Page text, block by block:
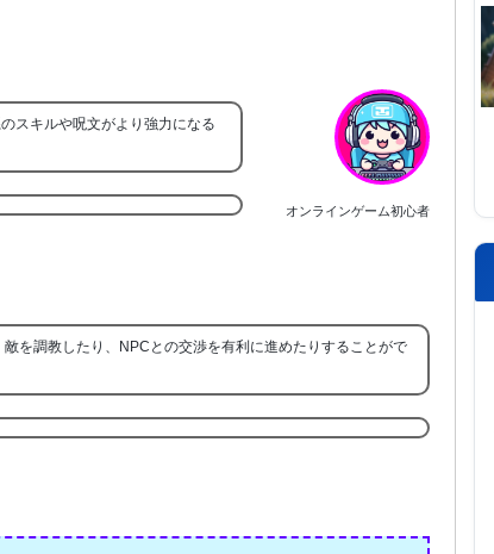
オンラインゲーム初心者
スキルや呪文がより強力になる
を調教したり、NPCとの交渉を有利に進めたりすることがで